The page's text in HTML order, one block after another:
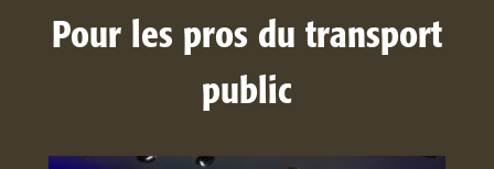
Pour les pros du transport
public